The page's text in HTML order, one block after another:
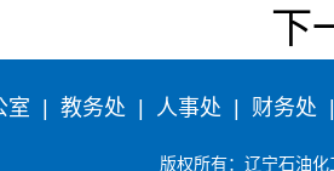
下
室 教务处 人事处 财务处
版权所有：辽宁石油